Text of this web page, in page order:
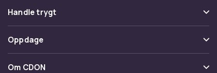
Vanlige spørsmål
Spor pakke
Angre & returner her
Kontakt oss
Handle trygt
Betaling
Levering
Oppdage
Kategorier
Om CDON